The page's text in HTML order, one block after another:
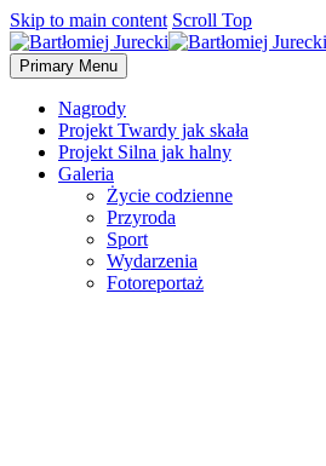
Skip to main content Scroll Top
Primary Menu
Nagrody
Projekt Twardy jak skała
Projekt Silna jak halny
Galeria
Życie codzienne
Przyroda
Sport
Wydarzenia
Fotoreportaż